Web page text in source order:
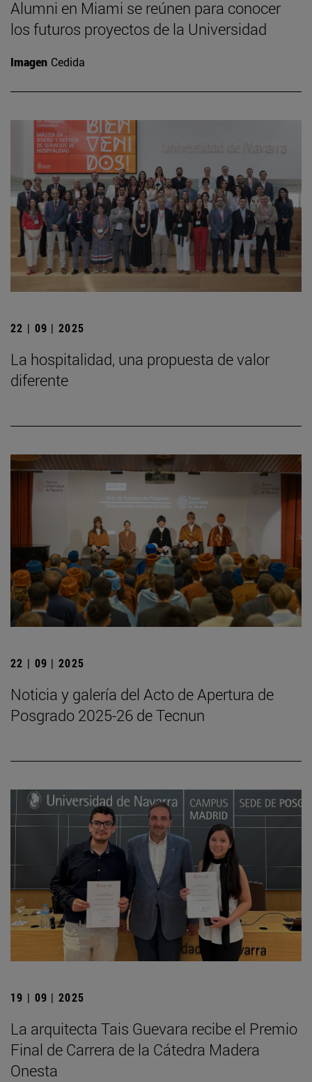
Alumni en Miami se reúnen para conocer
los futuros proyectos de la Universidad
Imagen Cedida
22 | 09 | 2025
La hospitalidad, una propuesta de valor
diferente
22 | 09 | 2025
Noticia y galería del Acto de Apertura de
Posgrado 2025-26 de Tecnun
19 | 09 | 2025
La arquitecta Tais Guevara recibe el Premio
Final de Carrera de la Cátedra Madera
Onesta